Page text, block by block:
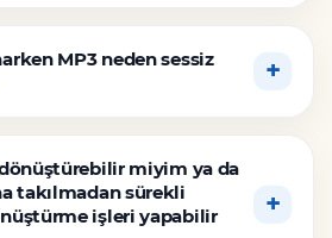
MP3 neden sessiz
dönüştürebilir miyim ya da
takılmadan sürekli
işleri yapabilir